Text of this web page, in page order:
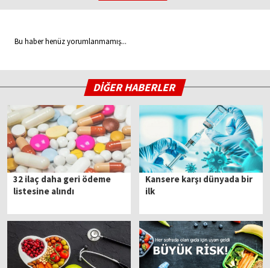
Bu haber henüz yorumlanmamış...
DİĞER HABERLER
32 ilaç daha geri ödeme
listesine alındı
Kansere karşı dünyada bir
ilk